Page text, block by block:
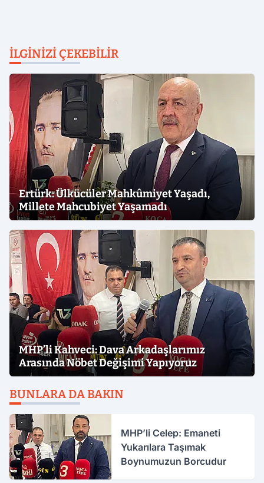
İLGINIZI ÇEKEBILIR
Ertürk: Ülkücüler Mahkûmiyet Yaşadı,
Millete Mahcubiyet Yaşamadı
MHP’li Kahveci: Dava Arkadaşlarımız
Arasında Nöbet Değişimi Yapıyoruz
BUNLARA DA BAKIN
MHP’li Celep: Emaneti
Yukarılara Taşımak
Boynumuzun Borcudur